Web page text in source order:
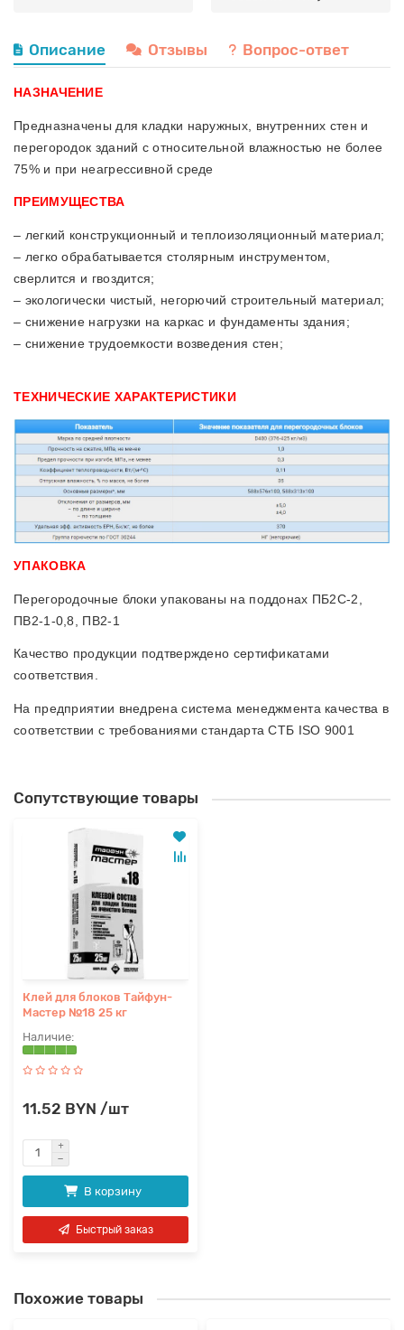
Описание Отзывы Вопрос-ответ
НАЗНАЧЕНИЕ
Предназначены для кладки наружных, внутренних стен и
перегородок зданий с относительной влажностью не более
75% и при неагрессивной среде
ПРЕИМУЩЕСТВА
– легкий конструкционный и теплоизоляционный материал;
– легко обрабатывается столярным инструментом,
сверлится и гвоздится;
– экологически чистый, негорючий строительный материал;
– снижение нагрузки на каркас и фундаменты здания;
– снижение трудоемкости возведения стен;
ТЕХНИЧЕСКИЕ ХАРАКТЕРИСТИКИ
УПАКОВКА
Перегородочные блоки упакованы на поддонах ПБ2С-2,
ПВ2-1-0,8, ПВ2-1
Качество продукции подтверждено сертификатами
соответствия.
На предприятии внедрена система менеджмента качества в
соответствии с требованиями стандарта СТБ ISO 9001
Сопутствующие товары
Клей для блоков Тайфун-
Мастер №18 25 кг
11.52 BYN /шт
В корзину
Быстрый заказ
Похожие товары